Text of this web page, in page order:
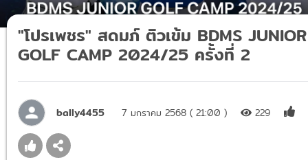
"โปรเพชร" สดมภ์ ติวเข้ม BDMS JUNIOR
GOLF CAMP 2024/25 ครั้งที่ 2
bally4455 7 มกราคม 2568 ( 21:00 ) 229